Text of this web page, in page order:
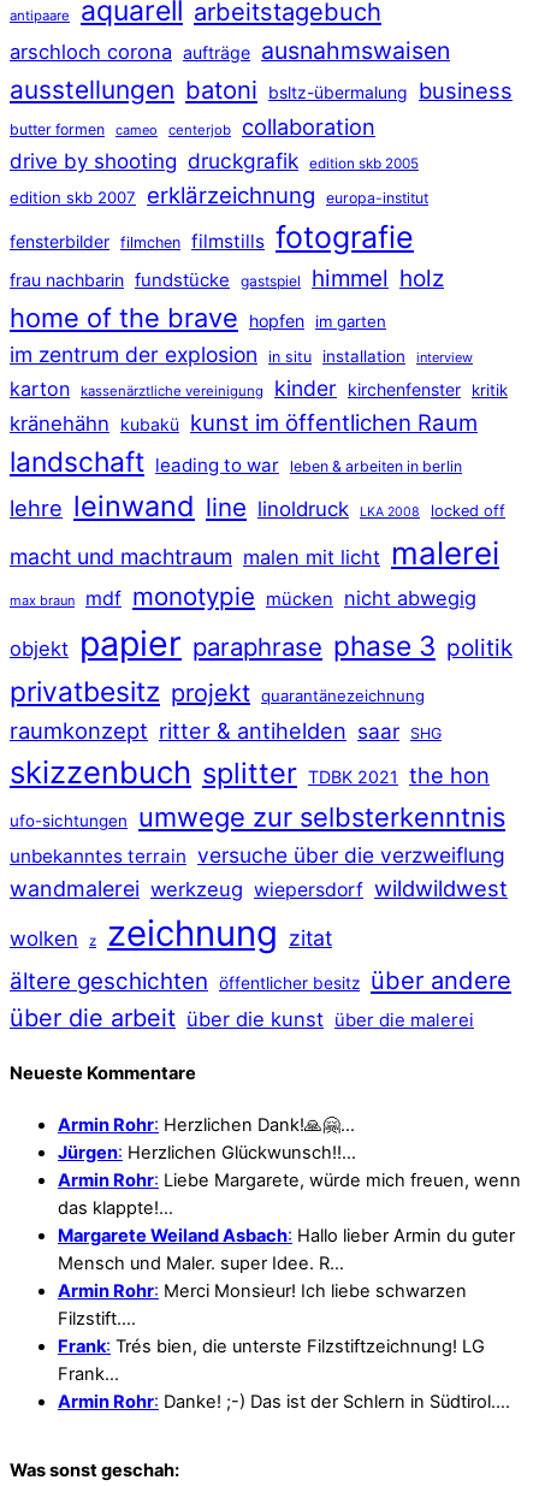
antipaare aquarell arbeitstagebuch
arschloch corona aufträge ausnahmswaisen
ausstellungen batoni bsltz-übermalung business
butter formen cameo centerjob collaboration
drive by shooting druckgrafik edition skb 2005
edition skb 2007 erklärzeichnung europa-institut
fensterbilder filmchen filmstills fotografie
frau nachbarin fundstücke gastspiel himmel holz
home of the brave hopfen im garten
im zentrum der explosion in situ installation interview
karton kassenärztliche vereinigung kinder kirchenfenster kritik
kränehähn kubakü kunst im öffentlichen Raum
landschaft leading to war leben & arbeiten in berlin
lehre leinwand line linoldruck LKA 2008 locked off
macht und machtraum malen mit licht malerei
max braun mdf monotypie mücken nicht abwegig
objekt papier paraphrase phase 3 politik
privatbesitz projekt quarantänezeichnung
raumkonzept ritter & antihelden saar SHG
skizzenbuch splitter TDBK 2021 the hon
ufo-sichtungen umwege zur selbsterkenntnis
unbekanntes terrain versuche über die verzweiflung
wandmalerei werkzeug wiepersdorf wildwildwest
wolken z zeichnung zitat
ältere geschichten öffentlicher besitz über andere
über die arbeit über die kunst über die malerei
Neueste Kommentare
Armin Rohr: Herzlichen Dank!🙏🤗…
Jürgen: Herzlichen Glückwunsch!!…
Armin Rohr: Liebe Margarete, würde mich freuen, wenn
das klappte!…
Margarete Weiland Asbach: Hallo lieber Armin du guter
Mensch und Maler. super Idee. R…
Armin Rohr: Merci Monsieur! Ich liebe schwarzen
Filzstift.…
Frank: Trés bien, die unterste Filzstiftzeichnung! LG
Frank…
Armin Rohr: Danke! ;-) Das ist der Schlern in Südtirol.…
Was sonst geschah: